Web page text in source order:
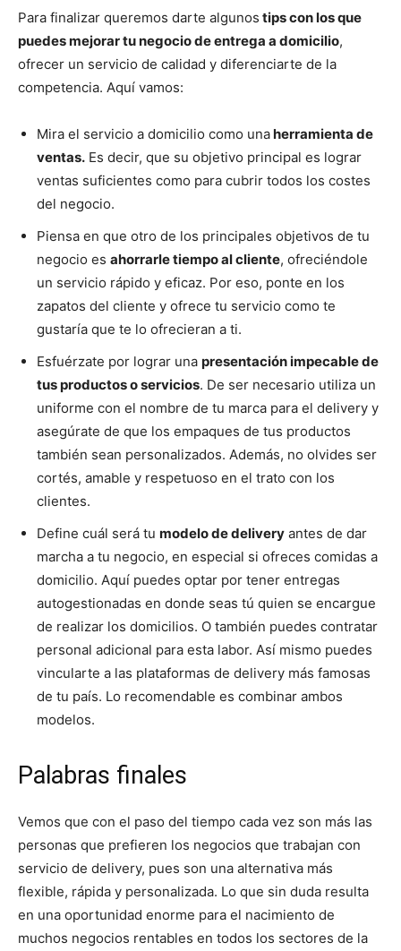
Para finalizar queremos darte algunos tips con los que
puedes mejorar tu negocio de entrega a domicilio,
ofrecer un servicio de calidad y diferenciarte de la
competencia. Aquí vamos:
Mira el servicio a domicilio como unaherramienta de
ventas. Es decir, que su objetivo principal es lograr
ventas suficientes como para cubrir todos los costes
del negocio.
Piensa en que otro de los principales objetivos de tu
negocio es ahorrarle tiempo al cliente, ofreciéndole
un servicio rápido y eficaz. Por eso, ponte en los
zapatos del cliente y ofrece tu servicio como te
gustaría que te lo ofrecieran a ti.
Esfuérzate por lograr una presentación impecable de
tus productos o servicios. De ser necesario utiliza un
uniforme con el nombre de tu marca para el delivery y
asegúrate de que los empaques de tus productos
también sean personalizados. Además, no olvides ser
cortés, amable y respetuoso en el trato con los
clientes.
Define cuál será tu modelo de delivery antes de dar
marcha a tu negocio, en especial si ofreces comidas a
domicilio. Aquí puedes optar por tener entregas
autogestionadas en donde seas tú quien se encargue
de realizar los domicilios. O también puedes contratar
personal adicional para esta labor. Así mismo puedes
vincularte a las plataformas de delivery más famosas
de tu país. Lo recomendable es combinar ambos
modelos.
Palabras finales
Vemos que con el paso del tiempo cada vez son más las
personas que prefieren los negocios que trabajan con
servicio de delivery, pues son una alternativa más
flexible, rápida y personalizada. Lo que sin duda resulta
en una oportunidad enorme para el nacimiento de
muchos negocios rentables en todos los sectores de la